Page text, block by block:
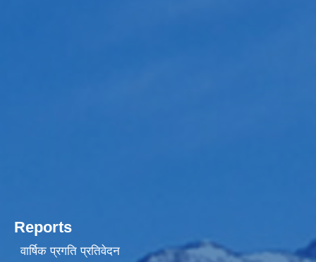
Reports
वार्षिक प्रगति प्रतिवेदन